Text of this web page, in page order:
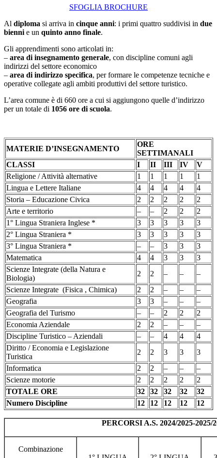
SFOGLIA BROCHURE
Al diploma si arriva in cinque anni: i primi quattro suddivisi in due
bienni e un quinto anno finale.
Gli apprendimenti sono articolati in:
– area di insegnamento generale, con discipline comuni agli
indirizzi del settore economico
– area di indirizzo specifica, per formare le competenze tecniche e
operative collegate agli ambiti produttivi del settore turistico.
L’area comune è di 660 ore a cui si aggiungono quelle d’indirizzo
per un totale di 1056 ore di scuola.
MATERIE D’INSEGNAMENTO
ORE
SETTIMANALI
CLASSI
I II III IV
V
Religione / Attività alternative
1 1 1 1
1
Lingua e Lettere Italiane
4 4 4 4
4
Storia – Educazione Civica
2 2 2 2
2
Arte e territorio
– – 2 2
2
1° Lingua Straniera Inglese *
3 3 3 3
3
2° Lingua Straniera *
3 3 3 3
3
3° Lingua Straniera *
– – 3 3
3
Matematica
4 4 3 3
3
Scienze Integrate (della Natura e
Biologia)
2 2 – –
–
Scienze Integrate (Fisica , Chimica)
2 2 – –
–
Geografia
3 3 – –
–
Geografia del Turismo
– – 2 2
2
Economia Aziendale
2 2 – –
–
Discipline Turistico – Aziendali
– – 4 4
4
Diritto / Economia e Legislazione
Turistica
2 2 3 3
3
Informatica
2 2 – –
–
Scienze motorie
2 2 2 2
2
TOTALE ORE
32 32 32 32
32
Numero Discipline
12 12 12 12 12
PERCORSI A.S. 2024/2025-2025/
Combinazione